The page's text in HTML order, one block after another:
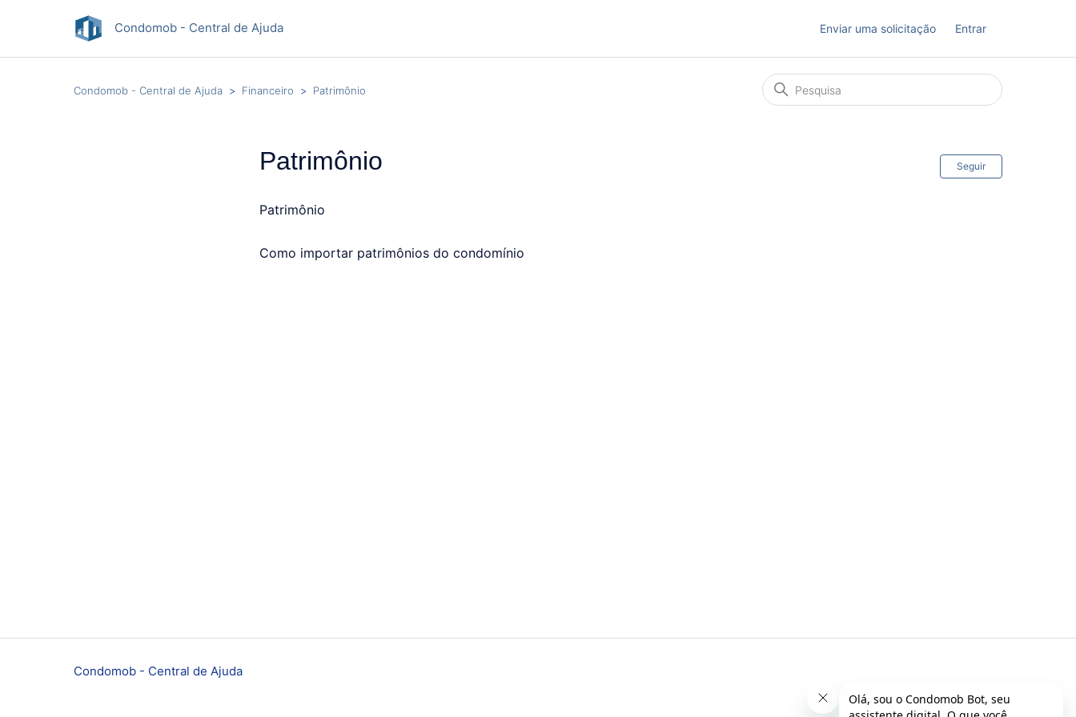
Condomob - Central de Ajuda Enviar uma solicitação Entrar
Condomob - Central de Ajuda Financeiro Patrimônio
Patrimônio Seguir
Patrimônio
Como importar patrimônios do condomínio
Condomob - Central de Ajuda